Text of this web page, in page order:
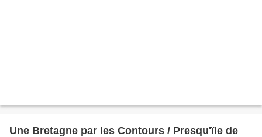
Une Bretagne par les Contours / Presqu'ïle de